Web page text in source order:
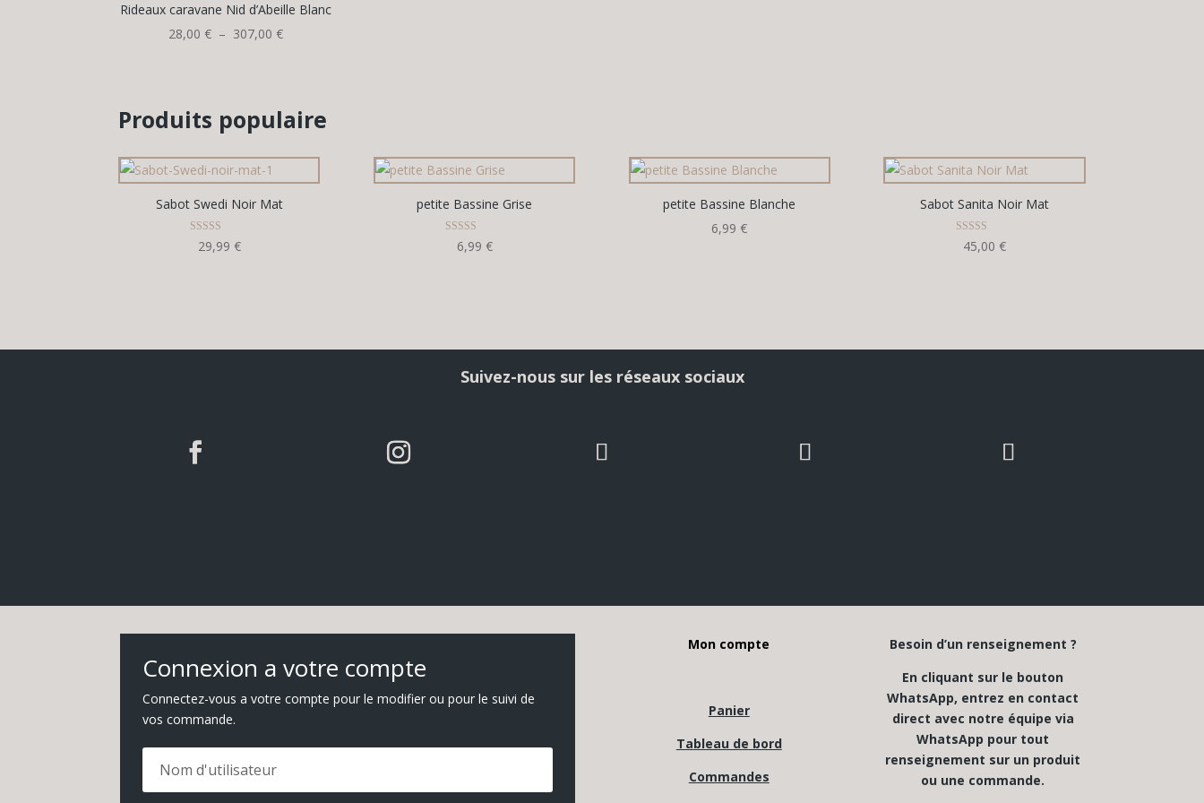
Rideaux caravane Nid d’Abeille Blanc
28,00 € – 307,00 €Plage
à
Produits populaire
Sabot Swedi Noir Mat
Note
5.00
29,99 €
petite Bassine Grise
Note
5.00
6,99 €
petite Bassine Blanche
6,99€
Sabot Sanita Noir Mat
Note
5.00
45,00€
Suivez-nous sur les réseaux sociaux
Connexion a votre compte
Connectez-vous a votre compte pour le modifier ou pour le suivi de
vos commande.
Mon compte
Panier
Tableau de bord
Commandes
Besoin d’un renseignement ?
En cliquant sur le bouton
WhatsApp, entrez en contact
direct avec notre équipe via
WhatsApp pour tout
renseignement sur un produit
ou une commande.